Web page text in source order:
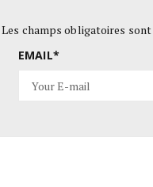
Les champs obligatoires sont
EMAIL*